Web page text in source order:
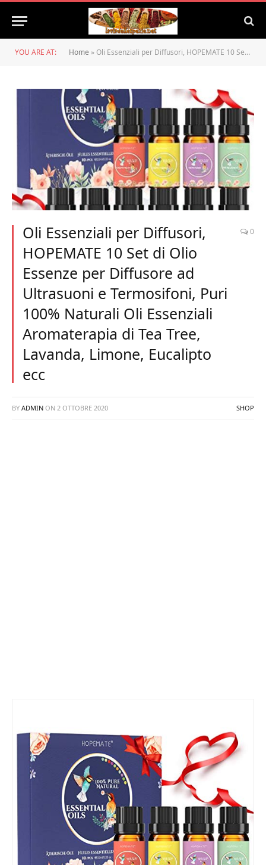
YOU ARE AT: Home » Oli Essenziali per Diffusori, HOPEMATE 10 Set di Olio Essenze per Diffusore ad Ultrasuoni e Termosifoni, Puri 100% Naturali Oli Essenziali Aromaterapia di Tea Tree, Lavanda, Limone, Eucalipto ecc
Oli Essenziali per Diffusori,
HOPEMATE 10 Set di Olio
Essenze per Diffusore ad
Ultrasuoni e Termosifoni, Puri
100% Naturali Oli Essenziali
Aromaterapia di Tea Tree,
Lavanda, Limone, Eucalipto
ecc
0
BY ADMIN ON 2 OTTOBRE 2020 SHOP